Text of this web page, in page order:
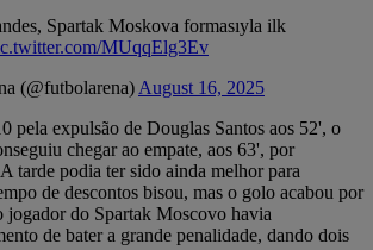
Spartak Moskova formasıyla ilk
MUqqElg3Ev
(@futbolarena) August 16, 2025
pela expulsão de Douglas Santos aos 52', o
chegar ao empate, aos 63', por
tarde podia ter sido ainda melhor para
de descontos bisou, mas o golo acabou por
jogador do Spartak Moscovo havia
de bater a grande penalidade, dando dois